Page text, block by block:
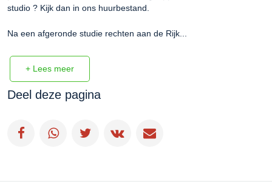
studio ? Kijk dan in ons huurbestand.
Na een afgeronde studie rechten aan de Rijk...
+ Lees meer
Deel deze pagina